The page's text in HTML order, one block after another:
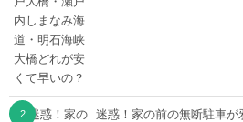
迷惑！家の前の無断駐車